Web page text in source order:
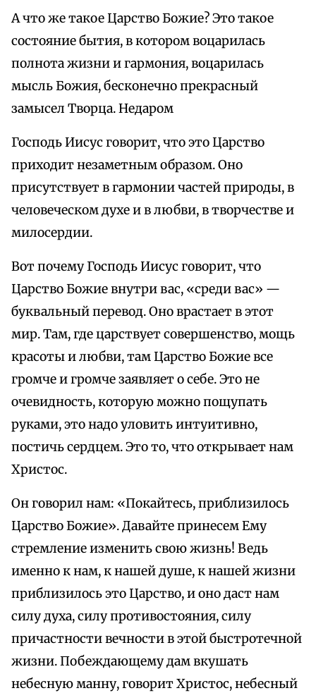
А что же такое Царство Божие? Это такое
состояние бытия, в котором воцарилась
полнота жизни и гармония, воцарилась
мысль Божия, бесконечно прекрасный
замысел Творца. Недаром
Господь Иисус говорит, что это Царство
приходит незаметным образом. Оно
присутствует в гармонии частей природы, в
человеческом духе и в любви, в творчестве и
милосердии.
Вот почему Господь Иисус говорит, что
Царство Божие внутри вас, «среди вас» —
буквальный перевод. Оно врастает в этот
мир. Там, где царствует совершенство, мощь
красоты и любви, там Царство Божие все
громче и громче заявляет о себе. Это не
очевидность, которую можно пощупать
руками, это надо уловить интуитивно,
постичь сердцем. Это то, что открывает нам
Христос.
Он говорил нам: «Покайтесь, приблизилось
Царство Божие». Давайте принесем Ему
стремление изменить свою жизнь! Ведь
именно к нам, к нашей душе, к нашей жизни
приблизилось это Царство, и оно даст нам
силу духа, силу противостояния, силу
причастности вечности в этой быстротечной
жизни. Побеждающему дам вкушать
небесную манну, говорит Христос, небесный